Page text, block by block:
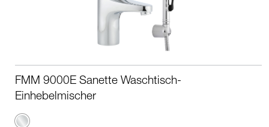
FMM 9000E Sanette Waschtisch-
Einhebelmischer
Chrom